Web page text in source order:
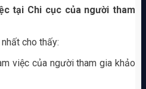
tại Chi cục của người tham
cho thấy:
việc của người tham gia khảo